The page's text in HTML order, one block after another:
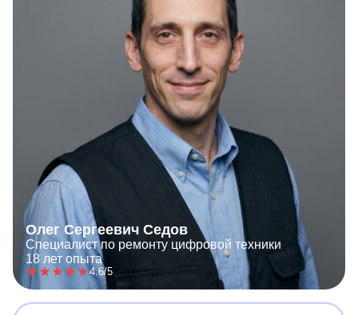
Олег Сергеевич Седов
Специалист по ремонту цифровой техники
18 лет опыта
4.6/5